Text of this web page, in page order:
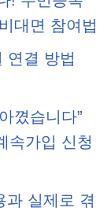
대면 참여법
연결 방법
꼈습니다”
속가입 신청
과 실제로 겪